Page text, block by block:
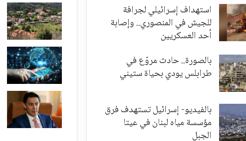
استهداف إسرائيلي لجرافة
للجيش في المنصوري.. وإصابة
أحد العسكريين
بالصورة.. حادث مروّع في
طرابلس يودي بحياة ستيني
بالفيديو- إسرائيل تستهدف فرق
مؤسسة مياه لبنان في عيتا
الجبل